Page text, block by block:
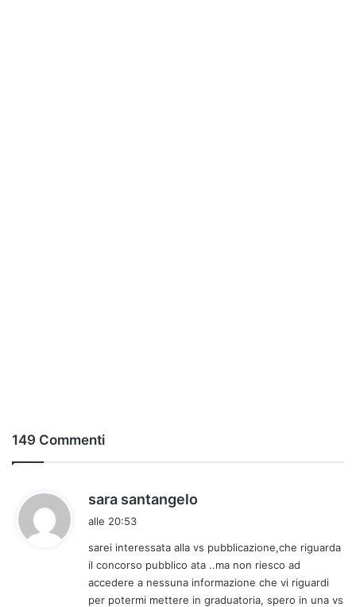
149 Commenti
sara santangelo
e
t
t
alle 20:53
sarei interessata alla vs pubblicazione,che riguarda
il concorso pubblico ata ..ma non riesco ad
accedere a nessuna informazione che vi riguardi
per potermi mettere in graduatoria, spero in una vs